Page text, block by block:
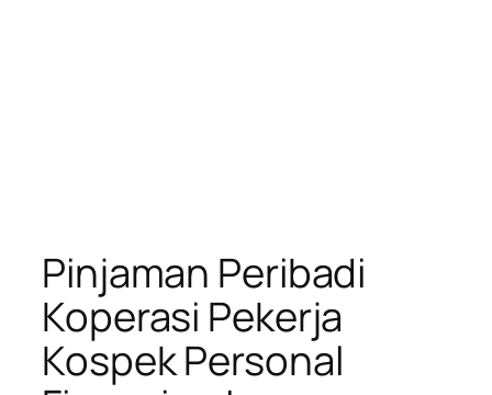
Pinjaman Peribadi
Koperasi Pekerja
Kospek Personal